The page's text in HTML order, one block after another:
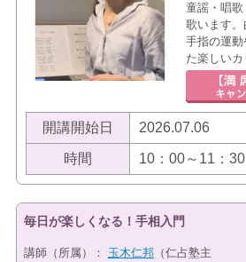
童謡・唱歌
歌います。
手指の運
た楽しいカ
開講開始日 2026.07.06
時間 10：00～11：30
毎日が楽しくなる！手相入門
講師（所属）： 玉木仁邦（仁占塾主